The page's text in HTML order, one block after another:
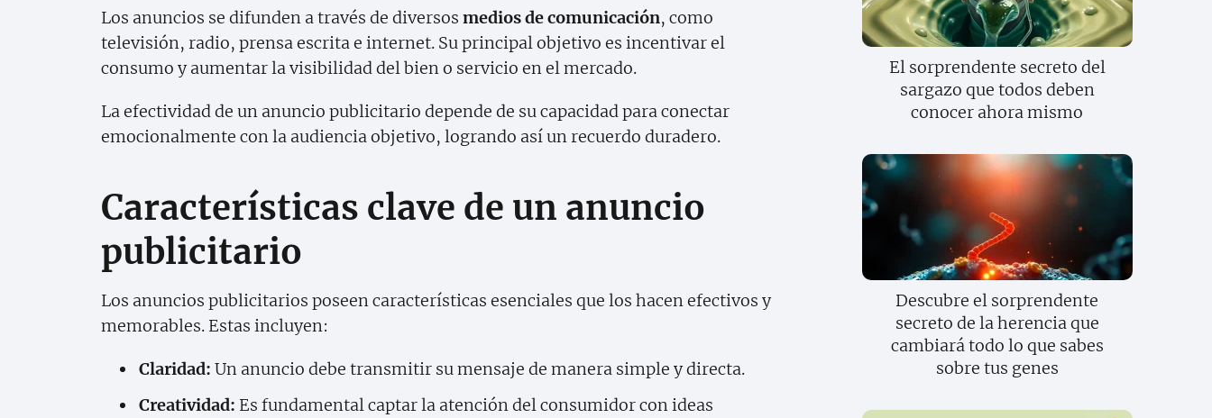
Los anuncios se difunden a través de diversos medios de comunicación, como
televisión, radio, prensa escrita e internet. Su principal objetivo es incentivar el
consumo y aumentar la visibilidad del bien o servicio en el mercado.
La efectividad de un anuncio publicitario depende de su capacidad para conectar
emocionalmente con la audiencia objetivo, logrando así un recuerdo duradero.
Características clave de un anuncio
publicitario
Los anuncios publicitarios poseen características esenciales que los hacen efectivos y
memorables. Estas incluyen:
Claridad: Un anuncio debe transmitir su mensaje de manera simple y directa.
Creatividad: Es fundamental captar la atención del consumidor con ideas
El sorprendente secreto del
sargazo que todos deben
conocer ahora mismo
Descubre el sorprendente
secreto de la herencia que
cambiará todo lo que sabes
sobre tus genes